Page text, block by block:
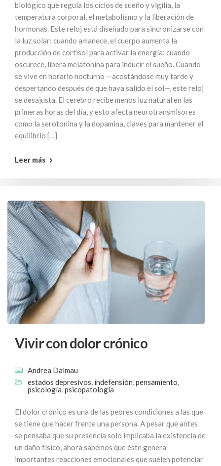
biológico que regula los ciclos de sueño y vigilia, la
temperatura corporal, el metabolismo y la liberación de
hormonas. Este reloj está diseñado para sincronizarse con
la luz solar: cuando amanece, el cuerpo aumenta la
producción de cortisol para activar la energía; cuando
oscurece, libera melatonina para inducir el sueño. Cuando
se vive en horario nocturno —acostándose muy tarde y
despertando después de que haya salido el sol—, este reloj
se desajusta. El cerebro recibe menos luz natural en las
primeras horas del día, y esto afecta neurotransmisores
como la serotonina y la dopamina, claves para mantener el
equilibrio […]
Leer más
Vivir con dolor crónico
Andrea Dalmau
estados depresivos, indefensión,pensamiento,
psicología,psicopatología
El dolor crónico es una de las peores condiciones a las que
se tiene que hacer frente una persona. A pesar que antes
se pensaba que su presencia solo implicaba la existencia de
un daño físico, ahora sabemos que éste genera
importantes reacciones emocionales que suelen potenciar